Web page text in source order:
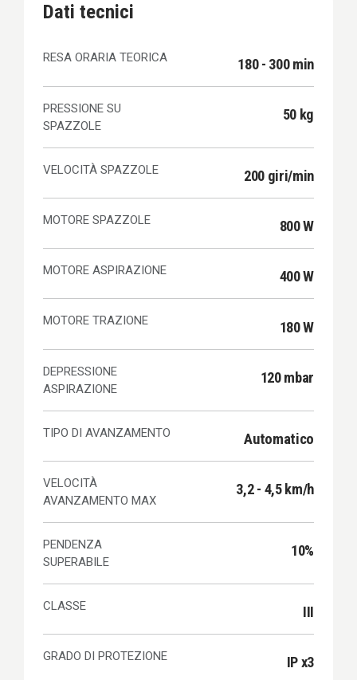
Dati tecnici
RESA ORARIA TEORICA 180 - 300 min
PRESSIONE SU
SPAZZOLE
50 kg
VELOCITÀ SPAZZOLE 200 giri/min
MOTORE SPAZZOLE 800 W
MOTORE ASPIRAZIONE 400 W
MOTORE TRAZIONE 180 W
DEPRESSIONE
ASPIRAZIONE
120 mbar
TIPO DI AVANZAMENTO Automatico
VELOCITÀ
AVANZAMENTO MAX
3,2 - 4,5 km/h
PENDENZA
SUPERABILE
10%
CLASSE III
GRADO DI PROTEZIONE IP x3